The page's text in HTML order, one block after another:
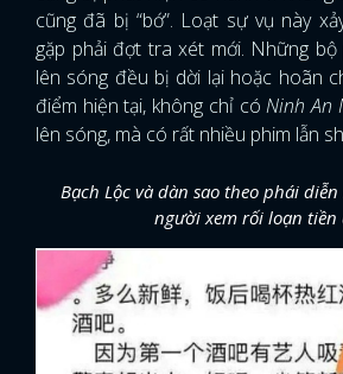
cũng đã bị “bớ”. Loạt sự vụ này
gặp phải đợt tra xét mới. Những
lên sóng đều bị dời lại hoặc hoãn
điểm hiện tại, không chỉ cóNinh An
lên sóng, mà có rất nhiều phim lẫn
Bạch Lộc và dàn sao theo phái
người xem rối loạn tiền